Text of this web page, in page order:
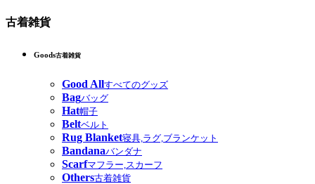
古着雑貨
Goods古着雑貨
Good Allすべてのグッズ
Bagバッグ
Hat帽子
Beltベルト
Rug Blanket寝具,ラグ,ブランケット
Bandanaバンダナ
Scarfマフラー,スカーフ
Others古着雑貨